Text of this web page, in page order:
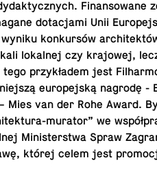
Fi­nan­so­wa­ne
do­ta­cja­mi Unii
kon­kur­sów
lo­kal­nej czy kra­jo­wej,
przy­kła­dem jest
eu­ro­pej­ską nagrodę -
van der Rohe Award.
mu­ra­tor” we
Mi­ni­ster­stwa Spraw
której celem jest